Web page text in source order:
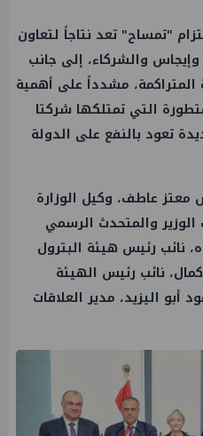
"تمساح" تعد نتاجاً لتعاون
والشركاء، إلى جانب
المتراكمة، مشدداً على أهمية
التي تمتلكها شركتا
تعود بالنفع على الدولة
عاطف، وكيل الوزارة
والمتحدث الرسمي
نائب رئيس هيئة البترول
نائب رئيس الهيئة
اليزيد، مدير العلاقات